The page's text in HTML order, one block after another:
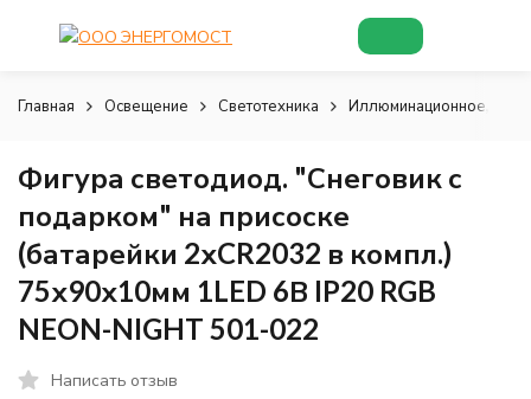
Главная Освещение Светотехника Иллюминационное,
Фигура светодиод. "Снеговик с
подарком" на присоске
(батарейки 2хCR2032 в компл.)
75х90х10мм 1LED 6В IP20 RGB
NEON-NIGHT 501-022
Написать отзыв